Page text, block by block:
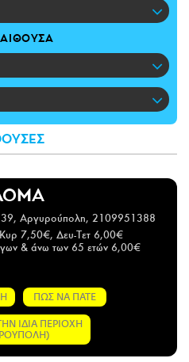
Αργυρούπολη, 2109951388
Κυρ 7,50€, Δευ-Τετ 6,00€
& άνω των 65 ετών 6,00€
ΠΩΣ ΝΑ ΠΑΤΕ
ΙΔΙΑ ΠΕΡΙΟΧΗ